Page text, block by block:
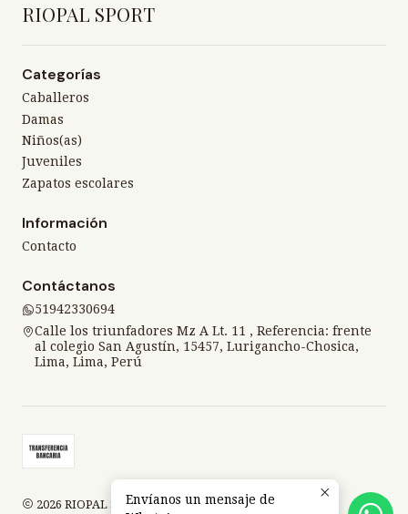
RIOPAL SPORT
Categorías
Caballeros
Damas
Niños(as)
Juveniles
Zapatos escolares
Información
Contacto
Contáctanos
51942330694
Calle los triunfadores Mz A Lt. 11 , Referencia: frente
al colegio San Agustín, 15457, Lurigancho-Chosica,
Lima, Lima, Perú
2026 RIOPAL SPORT.Envíanos un mensaje de